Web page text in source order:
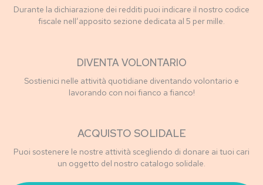
Durante la dichiarazione dei redditi puoi indicare il nostro codice
fiscale nell’apposito sezione dedicata al 5 per mille.
DIVENTA VOLONTARIO
Sostienici nelle attività quotidiane diventando volontario e
lavorando con noi fianco a fianco!
ACQUISTO SOLIDALE
Puoi sostenere le nostre attività scegliendo di donare ai tuoi cari
un oggetto del nostro catalogo solidale.